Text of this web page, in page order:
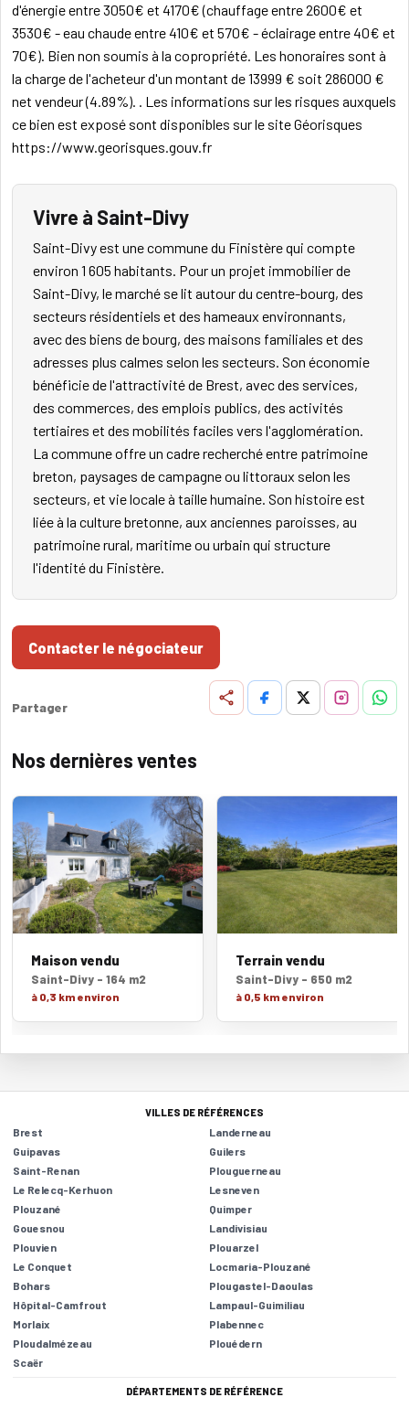
d'énergie entre 3050€ et 4170€ (chauffage entre 2600€ et
3530€ - eau chaude entre 410€ et 570€ - éclairage entre 40€ et
70€). Bien non soumis à la copropriété. Les honoraires sont à
la charge de l'acheteur d'un montant de 13999 € soit 286000 €
net vendeur (4.89%). . Les informations sur les risques auxquels
ce bien est exposé sont disponibles sur le site Géorisques
https://www.georisques.gouv.fr
Vivre à Saint-Divy
Saint-Divy est une commune du Finistère qui compte
environ 1 605 habitants. Pour un projet immobilier de
Saint-Divy, le marché se lit autour du centre-bourg, des
secteurs résidentiels et des hameaux environnants,
avec des biens de bourg, des maisons familiales et des
adresses plus calmes selon les secteurs. Son économie
bénéficie de l'attractivité de Brest, avec des services,
des commerces, des emplois publics, des activités
tertiaires et des mobilités faciles vers l'agglomération.
La commune offre un cadre recherché entre patrimoine
breton, paysages de campagne ou littoraux selon les
secteurs, et vie locale à taille humaine. Son histoire est
liée à la culture bretonne, aux anciennes paroisses, au
patrimoine rural, maritime ou urbain qui structure
l'identité du Finistère.
Contacter le négociateur
Partager
Nos dernières ventes
Maison vendu
Saint-Divy - 164 m2
à 0,3 km environ
Terrain vendu
Saint-Divy - 650 m2
à 0,5 km environ
VILLES DE RÉFÉRENCES
Brest
Landerneau
Guipavas
Guilers
Saint-Renan
Plouguerneau
Le Relecq-Kerhuon
Lesneven
Plouzané
Quimper
Gouesnou
Landivisiau
Plouvien
Plouarzel
Le Conquet
Locmaria-Plouzané
Bohars
Plougastel-Daoulas
Hôpital-Camfrout
Lampaul-Guimiliau
Morlaix
Plabennec
Ploudalmézeau
Plouédern
Scaër
DÉPARTEMENTS DE RÉFÉRENCE